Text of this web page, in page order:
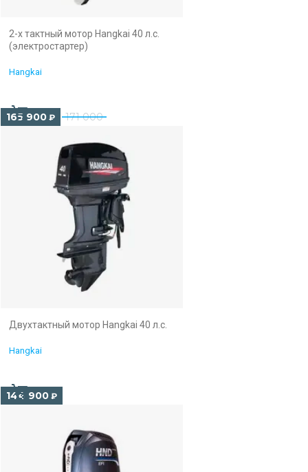
2-х тактный мотор Hangkai 40 л.с.
(электростартер)
Hangkai
171 000
165 900 ₽
Двухтактный мотор Hangkai 40 л.с.
Hangkai
144 900 ₽